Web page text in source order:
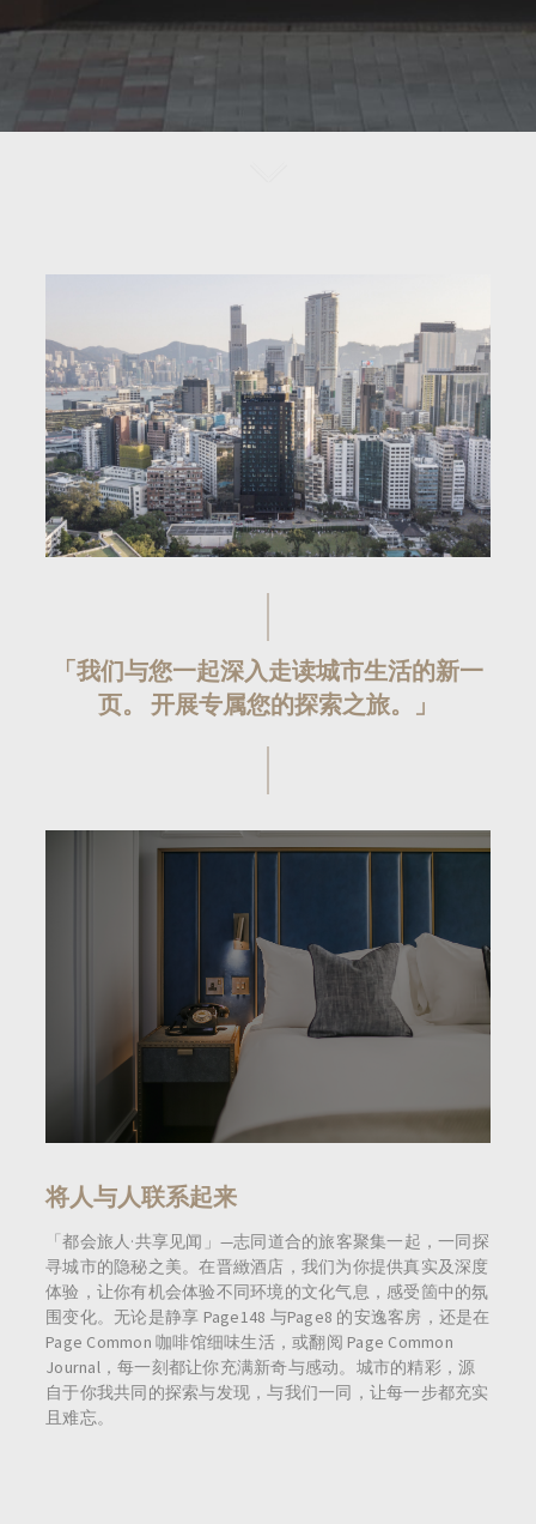
「我们与您一起深入走读城市生活的新一
页。
开展专属您的探索之旅。」
将人与人联系起来
「都会旅人·共享见闻」—志同道合的旅客聚集一起，一同探
寻城市的隐秘之美。在晋緻酒店，我们为你提供真实及深度
体验，让你有机会体验不同环境的文化气息，感受箇中的氛
围变化。无论是静享 Page148 与Page8 的安逸客房，还是在
Page Common 咖啡馆细味生活，或翻阅 Page Common
Journal，每一刻都让你充满新奇与感动。城市的精彩，源
自于你我共同的探索与发现，与我们一同，让每一步都充实
且难忘。